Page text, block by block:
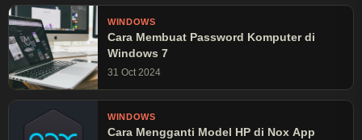
WINDOWS
Cara Membuat Password Komputer di
Windows 7
31 Oct 2024
WINDOWS
Cara Mengganti Model HP di Nox App